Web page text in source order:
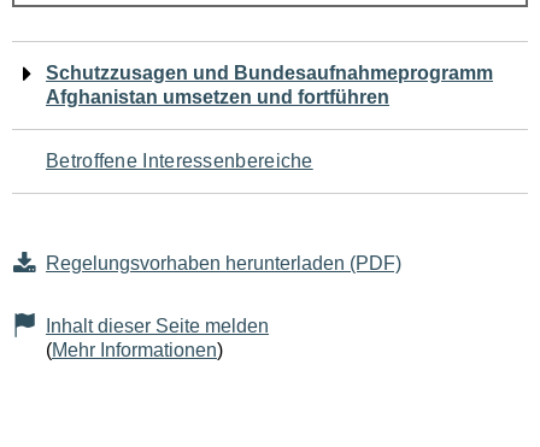
Navigation
für
den
Schutzzusagen und Bundesaufnahmeprogramm
Afghanistan umsetzen und fortführen
Betroffene Interessenbereiche
Regelungsvorhaben herunterladen (PDF)
Inhalt dieser Seite melden
(Mehr Informationen)